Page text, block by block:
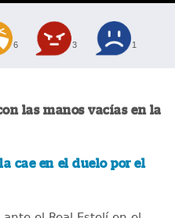
6 3 1
las manos vacías en la
cae en el duelo por el